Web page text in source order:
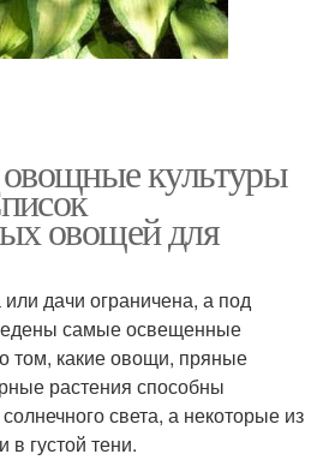
культуры
овощей для
дачи ограничена, а под
самые освещенные
том, какие овощи, пряные
растения способны
света, а некоторые из
в густой тени.